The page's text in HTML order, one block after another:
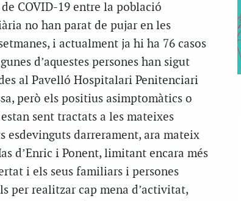
de COVID-19 entre la població
no han parat de pujar en les
i actualment ja hi ha 76 casos
d’aquestes persones han sigut
al Pavelló Hospitalari Penitenciari
però els positius asimptomàtics o
sent tractats a les mateixes
esdevinguts darrerament, ara mateix
d’Enric i Ponent, limitant encara més
i els seus familiars i persones
per realitzar cap mena d’activitat,